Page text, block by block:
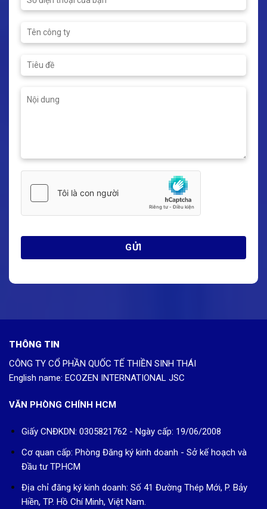
THÔNG TIN
CÔNG TY CỔ PHẦN QUỐC TẾ THIỀN SINH THÁI
English name: ECOZEN INTERNATIONAL JSC
VĂN PHÒNG CHÍNH HCM
Giấy CNĐKDN: 0305821762 - Ngày cấp: 19/06/2008
Cơ quan cấp: Phòng Đăng ký kinh doanh - Sở kế hoạch và
Đầu tư TP.HCM
Địa chỉ đăng ký kinh doanh: Số 41 Đường Thép Mới, P. Bảy
Hiền, TP. Hồ Chí Minh, Việt Nam.